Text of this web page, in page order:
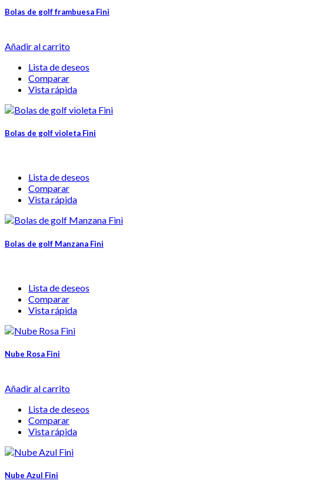
Bolas de golf frambuesa Fini
Añadir al carrito
Lista de deseos
Comparar
Vista rápida
Bolas de golf violeta Fini
Lista de deseos
Comparar
Vista rápida
Bolas de golf Manzana Fini
Lista de deseos
Comparar
Vista rápida
Nube Rosa Fini
Añadir al carrito
Lista de deseos
Comparar
Vista rápida
Nube Azul Fini